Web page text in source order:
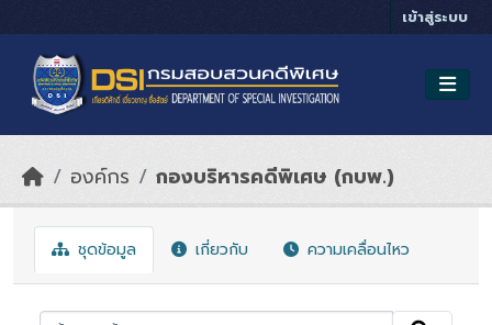
เข้าสู่ระบบ
องค์กร กองบริหารคดีพิเศษ (กบพ.)
ชุดข้อมูล เกี่ยวกับ ความเคลื่อนไหว